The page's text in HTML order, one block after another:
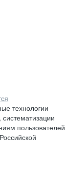
технологии
пользователей